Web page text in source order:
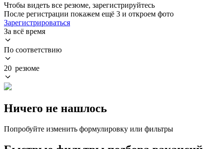
Чтобы видеть все резюме, зарегистрируйтесь
После регистрации покажем ещё 3 и откроем фото
Зарегистрироваться
За всё время
По соответствию
20 резюме
Ничего не нашлось
Попробуйте изменить формулировку или фильтры